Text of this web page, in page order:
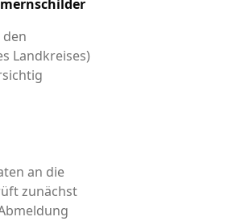
Landkreises)
an die
zunächst